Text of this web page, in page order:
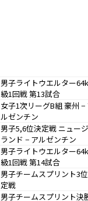
男子ライトウエルター
級1回戦 第13試合
女子1次リーグB組 豪州 −
ルゼンチン
男子5,6位決定戦 ニュー
ランド − アルゼンチン
男子ライトウエルター
級1回戦 第14試合
男子チームスプリント3
定戦
男子チームスプリント決